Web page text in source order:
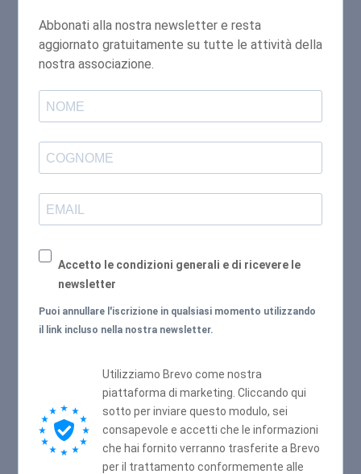
Abbonati alla nostra newsletter e resta
aggiornato gratuitamente su tutte le attività della
nostra associazione.
Accetto le condizioni generali e di ricevere le
newsletter
Puoi annullare l'iscrizione in qualsiasi momento utilizzando
il link incluso nella nostra newsletter.
Utilizziamo Brevo come nostra
piattaforma di marketing. Cliccando qui
sotto per inviare questo modulo, sei
consapevole e accetti che le informazioni
che hai fornito verranno trasferite a Brevo
per il trattamento conformemente alle